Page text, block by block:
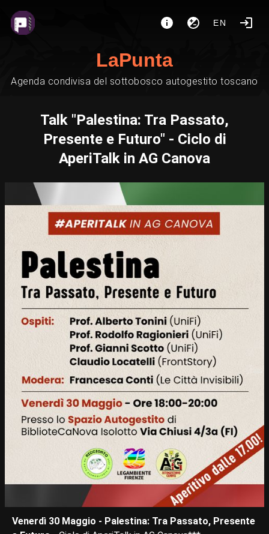
EN
LaPunta
Agenda condivisa del sottobosco autogestito toscano
Talk "Palestina: Tra Passato,
Presente e Futuro" - Ciclo di
AperiTalk in AG Canova
Venerdì 30 Maggio - Palestina: Tra Passato, Presente